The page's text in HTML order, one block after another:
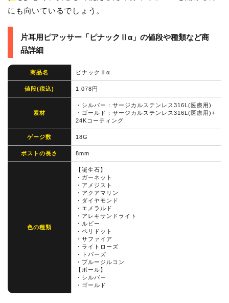
にも向いているでしょう。
片耳用ピアッサー「ピナックⅡα」の値段や種類など商
品詳細
商品名 ピナックⅡα
値段(税込) 1,078円
素材
・シルバー：サージカルステンレス316L(医療用)
・ゴールド：サージカルステンレス316L(医療用)+
24Kコーティング
ゲージ数 18G
ポストの長さ 8mm
色の種類
【誕生石】
・ガーネット
・アメジスト
・アクアマリン
・ダイヤモンド
・エメラルド
・アレキサンドライト
・ルビー
・ペリドット
・サファイア
・ライトローズ
・トパーズ
・ブルージルコン
【ボール】
・シルバー
・ゴールド